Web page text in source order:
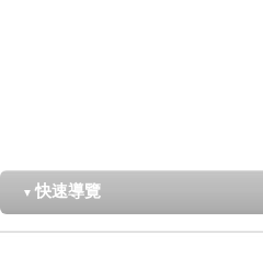
▼ 快速導覽